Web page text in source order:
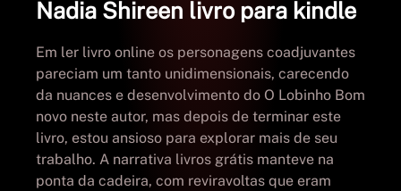
Nadia Shireen livro para kindle
Em ler livro online os personagens coadjuvantes
pareciam um tanto unidimensionais, carecendo
da nuances e desenvolvimento do O Lobinho Bom
novo neste autor, mas depois de terminar este
livro, estou ansioso para explorar mais de seu
trabalho. A narrativa livros grátis manteve na
ponta da cadeira, com reviravoltas que eram